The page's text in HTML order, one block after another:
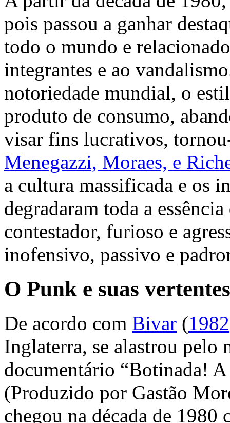
pois passou a ganhar
todo o mundo e
integrantes e ao
notoriedade mundial, o
produto de consumo,
visar fins lucrativos,
Menegazzi, Moraes, e
a cultura massificada e os
degradaram toda a
contestador, furioso e
inofensivo, passivo e
O Punk e suas
De acordo com Bivar (1982
Inglaterra, se alastrou pelo
documentário “Botinada!
(Produzido por Gastão
chegou na década de